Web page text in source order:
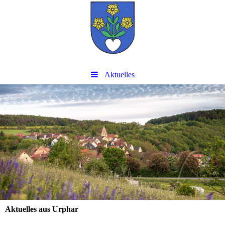
Aktuelles
Aktuelles aus Urphar